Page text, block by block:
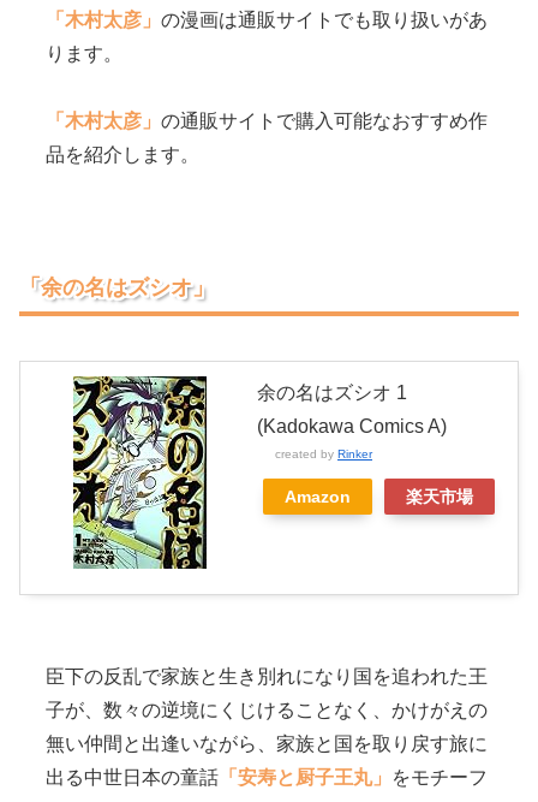
「木村太彦」の漫画は通販サイトでも取り扱いがあ
ります。
「木村太彦」の通販サイトで購入可能なおすすめ作
品を紹介します。
「余の名はズシオ」
余の名はズシオ 1
(Kadokawa Comics A)
created by Rinker
Amazon 楽天市場
臣下の反乱で家族と生き別れになり国を追われた王
子が、数々の逆境にくじけることなく、かけがえの
無い仲間と出逢いながら、家族と国を取り戻す旅に
出る中世日本の童話 「安寿と厨子王丸」 をモチーフ